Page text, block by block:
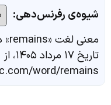
شیوه‌ی رفرنس‌دهی:
معنی لغت «remains» در
تاریخ ۱۷ مرداد ۱۴۰۵، از
word/remains